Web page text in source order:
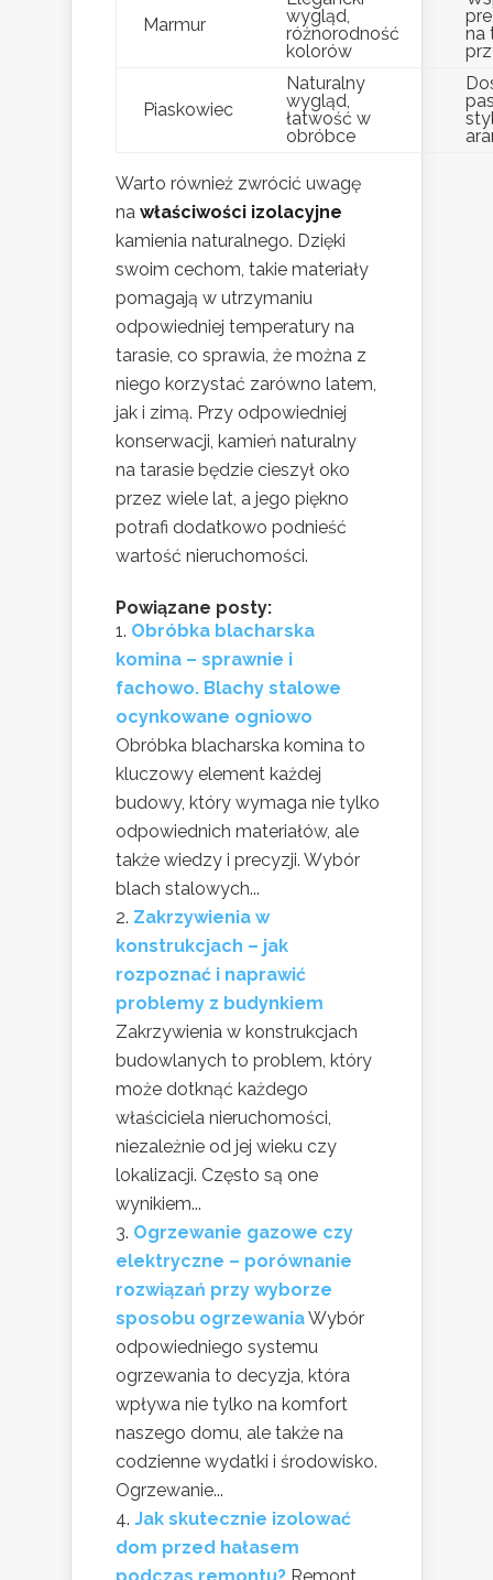
Marmur
wygląd,
różnorodność
kolorów
na
Piaskowiec
Naturalny
wygląd,
łatwość w
obróbce
Warto również zwrócić uwagę
na właściwości izolacyjne
kamienia naturalnego. Dzięki
swoim cechom, takie materiały
pomagają w utrzymaniu
odpowiedniej temperatury na
tarasie, co sprawia, że można z
niego korzystać zarówno latem,
jak i zimą. Przy odpowiedniej
konserwacji, kamień naturalny
na tarasie będzie cieszył oko
przez wiele lat, a jego piękno
potrafi dodatkowo podnieść
wartość nieruchomości.
Powiązane posty:
Obróbka blacharska
komina – sprawnie i
fachowo. Blachy stalowe
ocynkowane ogniowo
Obróbka blacharska komina to
kluczowy element każdej
budowy, który wymaga nie tylko
odpowiednich materiałów, ale
także wiedzy i precyzji. Wybór
blach stalowych...
Zakrzywienia w
konstrukcjach – jak
rozpoznać i naprawić
problemy z budynkiem
Zakrzywienia w konstrukcjach
budowlanych to problem, który
może dotknąć każdego
właściciela nieruchomości,
niezależnie od jej wieku czy
lokalizacji. Często są one
wynikiem...
Ogrzewanie gazowe czy
elektryczne – porównanie
rozwiązań przy wyborze
sposobu ogrzewaniaWybór
odpowiedniego systemu
ogrzewania to decyzja, która
wpływa nie tylko na komfort
naszego domu, ale także na
codzienne wydatki i środowisko.
Ogrzewanie...
Jak skutecznie izolować
dom przed hałasem